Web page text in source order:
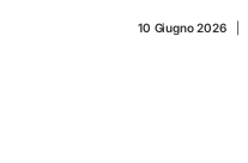
10 Giugno 2026